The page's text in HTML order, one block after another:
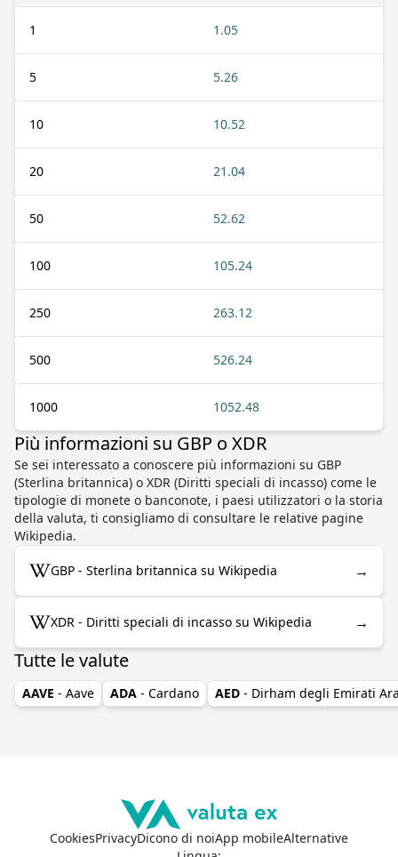
1 1.05
5 5.26
10 10.52
20 21.04
50 52.62
100 105.24
250 263.12
500 526.24
1000 1052.48
Più informazioni su GBP o XDR
Se sei interessato a conoscere più informazioni su GBP
(Sterlina britannica) o XDR (Diritti speciali di incasso) come le
tipologie di monete o banconote, i paesi utilizzatori o la storia
della valuta, ti consigliamo di consultare le relative pagine
Wikipedia.
GBP - Sterlina britannica su Wikipedia →
XDR - Diritti speciali di incasso su Wikipedia →
Tutte le valute
AAVE - Aave ADA - Cardano AED - Dirham degli Emirati
CookiesPrivacyDicono di noiApp mobileAlternative